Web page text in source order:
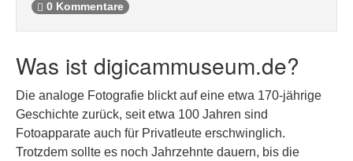
0 Kommentare
Was ist digicammuseum.de?
Die analoge Fotografie blickt auf eine etwa 170-jährige
Geschichte zurück, seit etwa 100 Jahren sind
Fotoapparate auch für Privatleute erschwinglich.
Trotzdem sollte es noch Jahrzehnte dauern, bis die